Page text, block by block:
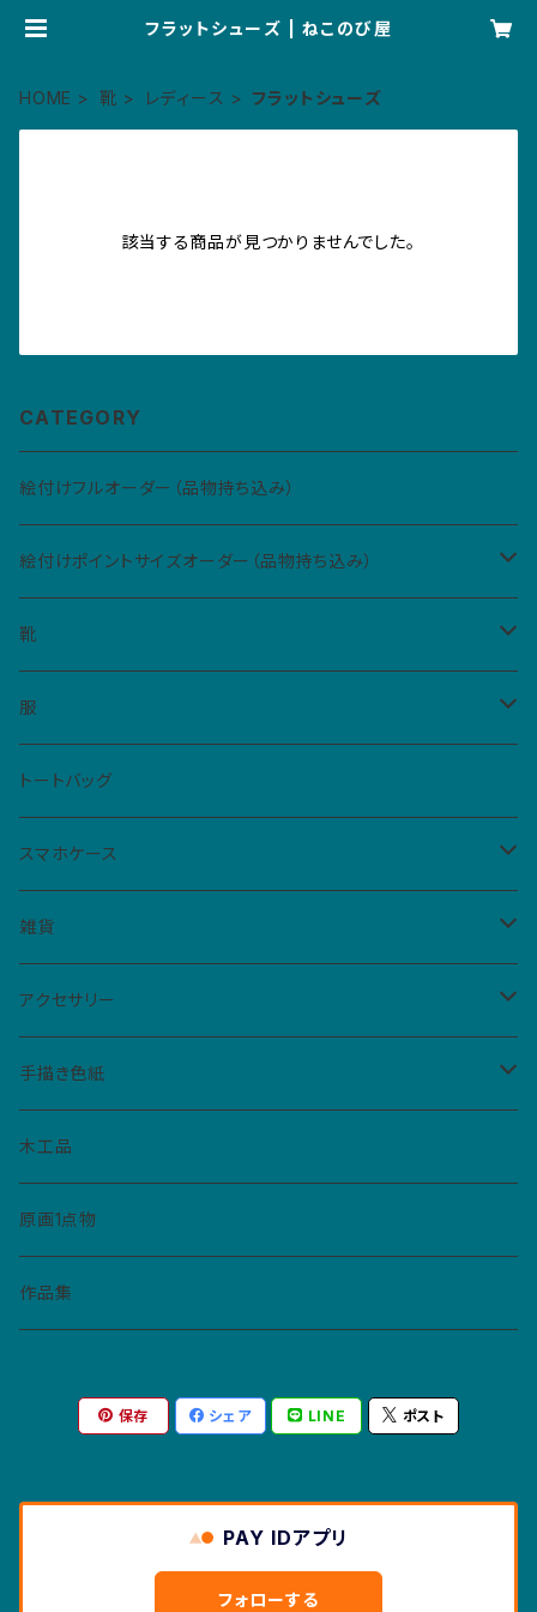
フラットシューズ | ねこのび屋
HOME 靴 レディース フラットシューズ
該当する商品が見つかりませんでした。
CATEGORY
絵付けフルオーダー（品物持ち込み）
絵付けポイントサイズオーダー（品物持ち込み）
Sサイズ（5cm四方、2カ所まで）
Mサイズ（10cm四方、1カ所）
靴
レディース
ハイカットスニーカー
スリッポン
メンズ
ベビー・キッズ
服
Tシャツ
男女共用S
男女共用M
シャツ
レディースM
レディースL
トートバッグ
スマホケース
iPhone
クリアケース
手帳型ケース
雑貨
扇子
仮面
マトリョーシカ
コースター
財布・キーホルダー・パスケース
カレンダー
ポストカード
マスクケース
アクセサリー
バッジ
ペーパーバッジ
缶バッジ
イヤリング
ペンダント
手描き色紙
ねこぼん
木工品
原画1点物
作品集
保存 シェア LINE ポスト
PAY IDアプリ
フォローする